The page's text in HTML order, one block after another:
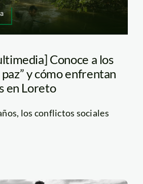
Conoce a los
y cómo enfrentan
en Loreto
los conflictos sociales